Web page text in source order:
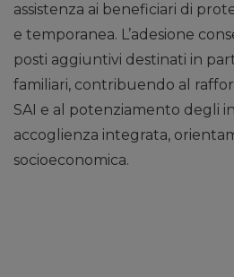
assistenza ai beneficiari di
e temporanea. L’adesione
posti aggiuntivi destinati in
familiari, contribuendo al
SAI e al potenziamento degli
accoglienza integrata,
socioeconomica.